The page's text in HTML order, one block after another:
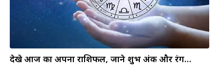
देखे आज का अपना राशिफल, जाने शुभ अंक और रंग…